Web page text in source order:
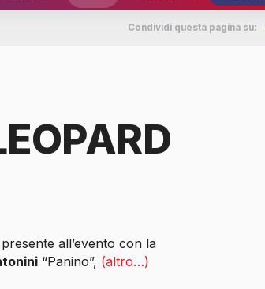
Condividi questa pagina su:
all’evento con la
“Panino”, (altro…)